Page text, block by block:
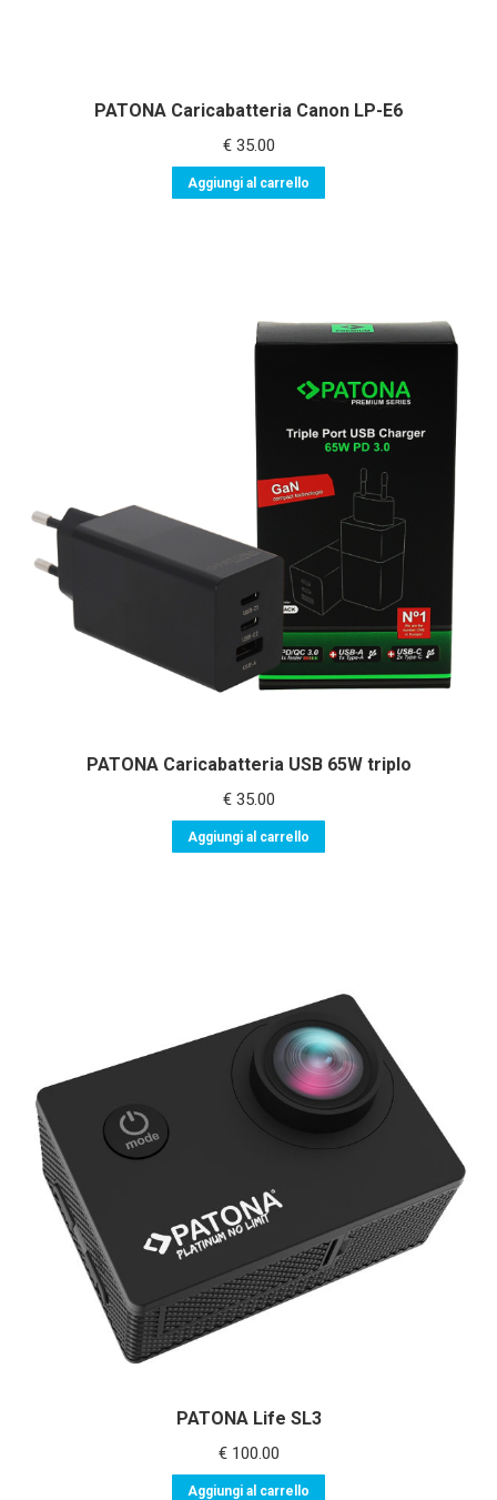
PATONA Caricabatteria Canon LP-E6
€35.00
Aggiungi al carrello
PATONA Caricabatteria USB 65W triplo
€35.00
Aggiungi al carrello
PATONA Life SL3
€100.00
Aggiungi al carrello